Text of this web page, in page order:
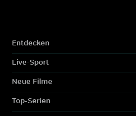
Entdecken
Live-Sport
Neue Filme
Top-Serien